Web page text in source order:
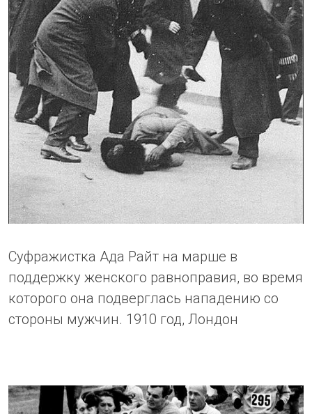
Суфражистка Ада Райт на марше в
поддержку женского равноправия, во время
которого она подверглась нападению со
стороны мужчин. 1910 год, Лондон